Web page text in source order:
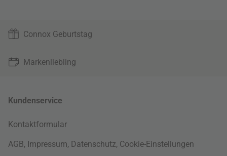
Connox Geburtstag
Markenliebling
Kundenservice
Kontaktformular
AGB, Impressum, Datenschutz, Cookie-Einstellungen